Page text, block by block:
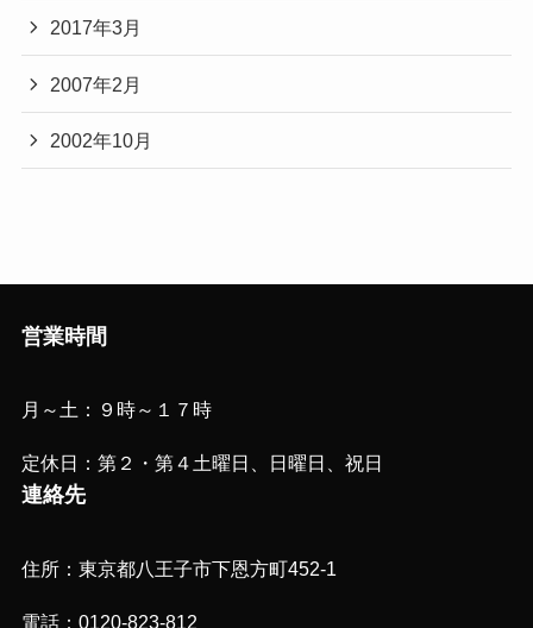
2017年3月
2007年2月
2002年10月
営業時間
月～土：９時～１７時
定休日：第２・第４土曜日、日曜日、祝日
連絡先
住所：東京都八王子市下恩方町452-1
電話：0120-823-812